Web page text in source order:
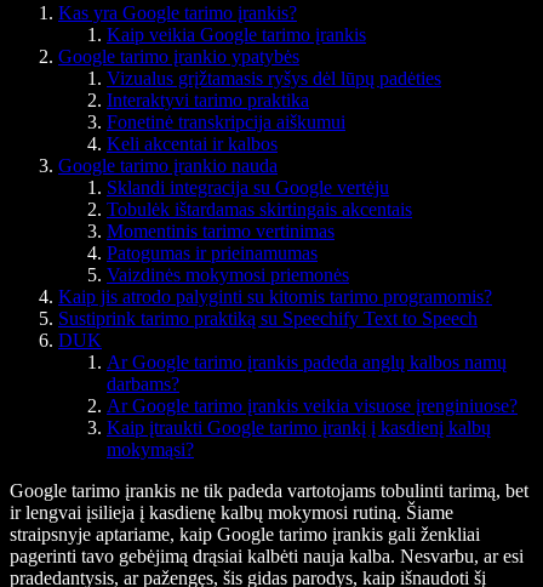
Kas yra Google tarimo įrankis?
Kaip veikia Google tarimo įrankis
Google tarimo įrankio ypatybės
Vizualus grįžtamasis ryšys dėl lūpų padėties
Interaktyvi tarimo praktika
Fonetinė transkripcija aiškumui
Keli akcentai ir kalbos
Google tarimo įrankio nauda
Sklandi integracija su Google vertėju
Tobulėk ištardamas skirtingais akcentais
Momentinis tarimo vertinimas
Patogumas ir prieinamumas
Vaizdinės mokymosi priemonės
Kaip jis atrodo palyginti su kitomis tarimo programomis?
Sustiprink tarimo praktiką su Speechify Text to Speech
DUK
Ar Google tarimo įrankis padeda anglų kalbos namų
darbams?
Ar Google tarimo įrankis veikia visuose įrenginiuose?
Kaip įtraukti Google tarimo įrankį į kasdienį kalbų
mokymąsi?
Google tarimo įrankis ne tik padeda vartotojams tobulinti tarimą, bet
ir lengvai įsilieja į kasdienę kalbų mokymosi rutiną. Šiame
straipsnyje aptariame, kaip Google tarimo įrankis gali ženkliai
pagerinti tavo gebėjimą drąsiai kalbėti nauja kalba. Nesvarbu, ar esi
pradedantysis, ar pažengęs, šis gidas parodys, kaip išnaudoti šį